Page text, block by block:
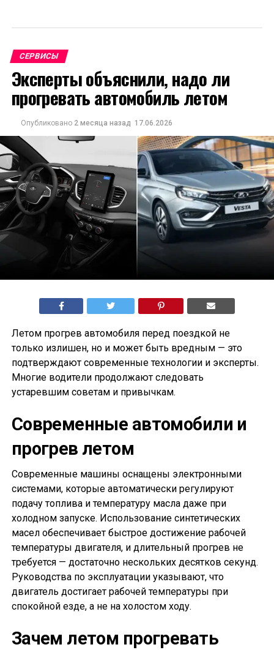
СЕРВИСЫ
Эксперты объяснили, надо ли
прогревать автомобиль летом
Опубликовано 2 месяца назад 17.06.2026
Летом прогрев автомобиля перед поездкой не
только излишен, но и может быть вредным — это
подтверждают современные технологии и эксперты.
Многие водители продолжают следовать
устаревшим советам и привычкам.
Современные автомобили и
прогрев летом
Современные машины оснащены электронными
системами, которые автоматически регулируют
подачу топлива и температуру масла даже при
холодном запуске. Использование синтетических
масел обеспечивает быстрое достижение рабочей
температуры двигателя, и длительный прогрев не
требуется — достаточно нескольких десятков секунд.
Руководства по эксплуатации указывают, что
двигатель достигает рабочей температуры при
спокойной езде, а не на холостом ходу.
Зачем летом прогревать